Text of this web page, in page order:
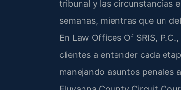
tribunal y las circunstancias
semanas, mientras que un
En Law Offices Of SRIS,
clientes a entender cada
manejando asuntos penales